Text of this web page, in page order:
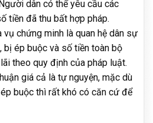
dân có thể yêu cầu các
tiền đã thu bất hợp pháp.
vụ chứng minh là quan hệ dân sự
ép buộc và số tiền toàn bộ
theo quy định của pháp luật.
giá cả là tự nguyện, mặc dù
buộc thì rất khó có căn cứ để